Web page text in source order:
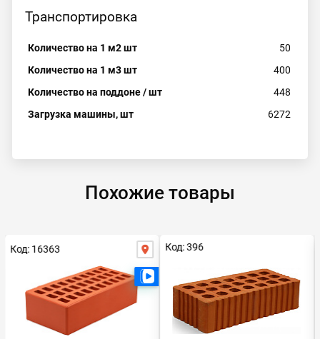
Транспортировка
Количество на 1 м2 шт
50
Количество на 1 м3 шт
400
Количество на поддоне / шт
448
Загрузка машины, шт
6272
Похожие товары
Код: 16363 Код: 396